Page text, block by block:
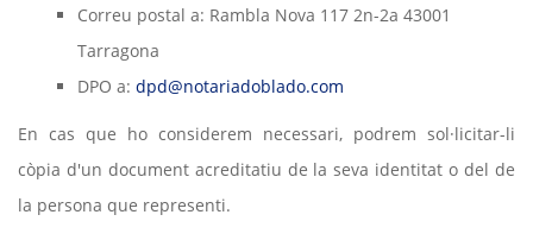
Correu postal a: Rambla Nova 117 2n-2a 43001
Tarragona
DPO a: dpd@notariadoblado.com
En cas que ho considerem necessari, podrem sol·licitar-li
còpia d'un document acreditatiu de la seva identitat o del de
la persona que representi.